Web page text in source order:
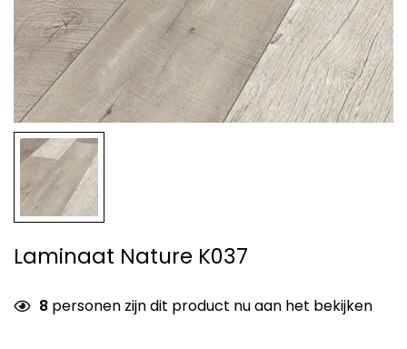
Laminaat Nature K037
8 personen zijn dit product nu aan het bekijken